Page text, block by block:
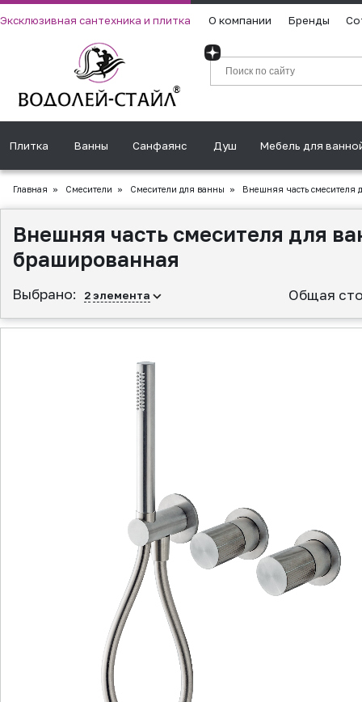
Эксклюзивная сантехника и плитка О компании Бренды
Плитка Ванны Санфаянс Душ Мебель для
Главная » Смесители » Смесители для ванны » Внешняя часть смесителя
Внешняя часть смесителя для
брашированная
Выбрано: 2элемента Общая